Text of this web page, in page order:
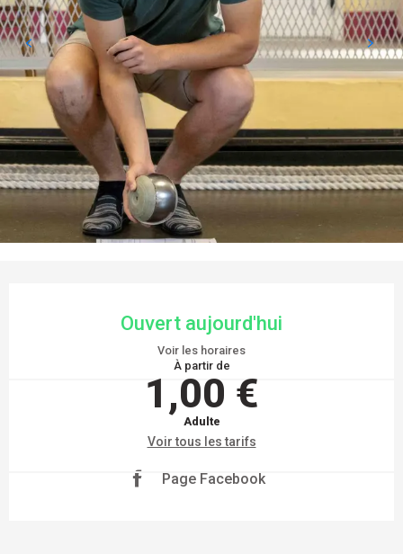
Ouvert aujourd'hui
Voir les horaires
À partir de
1,00 €
Adulte
Voir tous les tarifs
Page Facebook